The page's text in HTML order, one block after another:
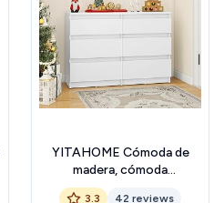
YITAHOME Cómoda de
madera, cómoda
dormitorio, 6 cajones con
3.3 42 reviews